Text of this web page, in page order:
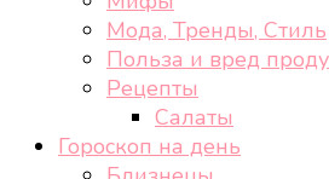
Мода, Тренды, Стиль
Польза и вред
Рецепты
Салаты
Гороскоп на день